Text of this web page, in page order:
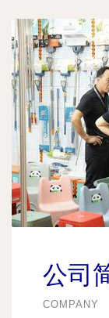
公司
COMPANY